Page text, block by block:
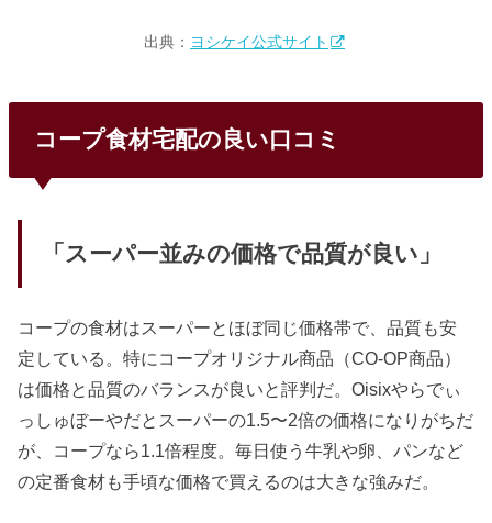
出典： ヨシケイ公式サイト
コープ食材宅配の良い口コミ
「スーパー並みの価格で品質が良い」
コープの食材はスーパーとほぼ同じ価格帯で、品質も安
定している。特にコープオリジナル商品（CO-OP商品）
は価格と品質のバランスが良いと評判だ。Oisixやらでぃ
っしゅぼーやだとスーパーの1.5〜2倍の価格になりがちだ
が、コープなら1.1倍程度。毎日使う牛乳や卵、パンなど
の定番食材も手頃な価格で買えるのは大きな強みだ。